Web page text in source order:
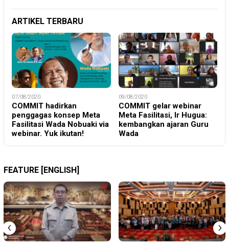
ARTIKEL TERBARU
07/08/2020
COMMIT hadirkan
penggagas konsep Meta
Fasilitasi Wada Nobuaki via
webinar. Yuk ikutan!
09/08/2020
COMMIT gelar webinar
Meta Fasilitasi, Ir Hugua:
kembangkan ajaran Guru
Wada
FEATURE [ENGLISH]
‹ ›